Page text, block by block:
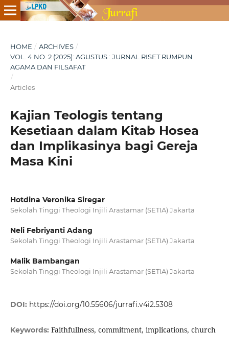
HOME / ARCHIVES /
VOL. 4 NO. 2 (2025): AGUSTUS : JURNAL RISET RUMPUN
AGAMA DAN FILSAFAT
/
Articles
Kajian Teologis tentang
Kesetiaan dalam Kitab Hosea
dan Implikasinya bagi Gereja
Masa Kini
Hotdina Veronika Siregar
Sekolah Tinggi Theologi Injili Arastamar (SETIA) Jakarta
Neli Febriyanti Adang
Sekolah Tinggi Theologi Injili Arastamar (SETIA) Jakarta
Malik Bambangan
Sekolah Tinggi Theologi Injili Arastamar (SETIA) Jakarta
DOI: https://doi.org/10.55606/jurrafi.v4i2.5308
Keywords: Faithfullness, commitment, implications, church